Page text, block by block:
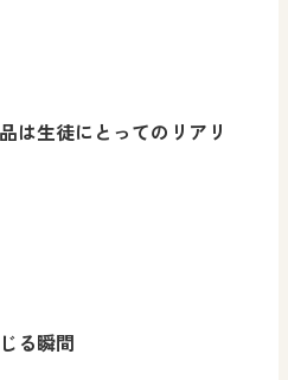
は生徒にとってのリアリ
る瞬間